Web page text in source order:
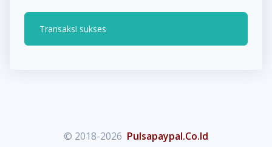
Transaksi sukses
© 2018-2026 Pulsapaypal.Co.Id